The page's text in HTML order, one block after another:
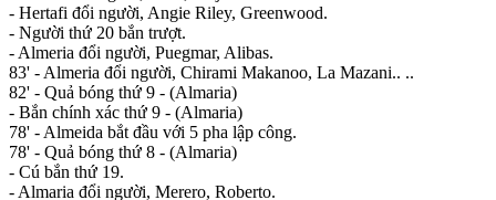
- Hertafi đổi người, Angie Riley, Greenwood.
- Người thứ 20 bắn trượt.
- Almeria đổi người, Puegmar, Alibas.
83' - Almeria đổi người, Chirami Makanoo, La Mazani.. ..
82' - Quả bóng thứ 9 - (Almaria)
- Bắn chính xác thứ 9 - (Almaria)
78' - Almeida bắt đầu với 5 pha lập công.
78' - Quả bóng thứ 8 - (Almaria)
- Cú bắn thứ 19.
- Almaria đổi người, Merero, Roberto.